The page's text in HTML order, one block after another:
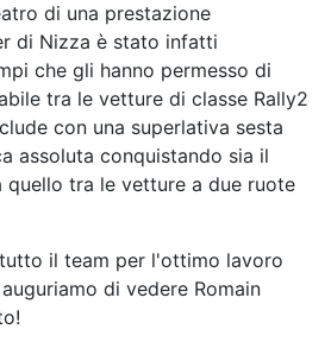
di una prestazione
di Nizza è stato infatti
che gli hanno permesso di
tra le vetture di classe Rally2
con una superlativa sesta
assoluta conquistando sia il
quello tra le vetture a due ruote
il team per l'ottimo lavoro
di vedere Romain